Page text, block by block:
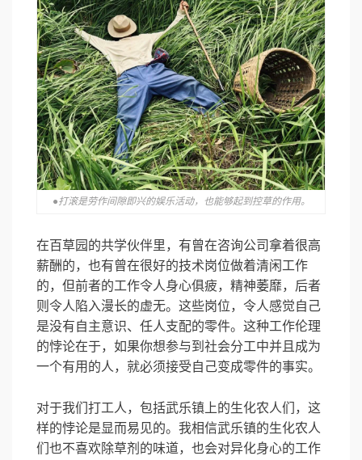
●打滚是劳作间隙即兴的娱乐活动，也能够起到控草的作用。
在百草园的共学伙伴里，有曾在咨询公司拿着很高
薪酬的，也有曾在很好的技术岗位做着清闲工作
的，但前者的工作令人身心俱疲，精神萎靡，后者
则令人陷入漫长的虚无。这些岗位，令人感觉自己
是没有自主意识、任人支配的零件。这种工作伦理
的悖论在于，如果你想参与到社会分工中并且成为
一个有用的人，就必须接受自己变成零件的事实。
对于我们打工人，包括武乐镇上的生化农人们，这
样的悖论是显而易见的。我相信武乐镇的生化农人
们也不喜欢除草剂的味道，也会对异化身心的工作